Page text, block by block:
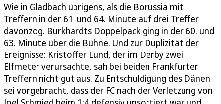
Wie in Gladbach übrigens, als die Borussia mit
Treffern in der 61. und 64. Minute auf drei Treffer
davonzog. Burkhardts Doppelpack ging in der 60. und
63. Minute über die Bühne. Und zur Duplizität der
Ereignisse: Kristoffer Lund, der im Derby zwei
Elfmeter verursachte, sah bei beiden Frankfurter
Treffern nicht gut aus. Zu Entschuldigung des Dänen
sei vorgebracht, dass der FC nach der Verletzung von